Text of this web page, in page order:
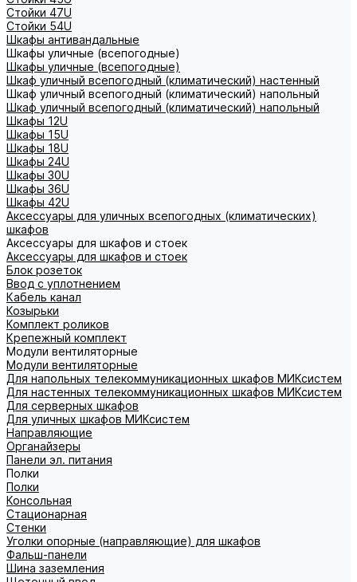
Стойки 47U
Стойки 54U
Шкафы антивандальные
Шкафы уличные (всепогодные)
Шкафы уличные (всепогодные)
Шкаф уличный всепогодный (климатический) настенный
Шкаф уличный всепогодный (климатический) напольный
Шкаф уличный всепогодный (климатический) напольный
Шкафы 12U
Шкафы 15U
Шкафы 18U
Шкафы 24U
Шкафы 30U
Шкафы 36U
Шкафы 42U
Аксессуары для уличных всепогодных (климатических)
шкафов
Аксессуары для шкафов и стоек
Аксессуары для шкафов и стоек
Блок розеток
Ввод с уплотнением
Кабель канал
Козырьки
Комплект роликов
Крепежный комплект
Модули вентиляторные
Модули вентиляторные
Для напольных телекоммуникационных шкафов МИКсистем
Для настенных телекоммуникационных шкафов МИКсистем
Для серверных шкафов
Для уличных шкафов МИКсистем
Направляющие
Органайзеры
Панели эл. питания
Полки
Полки
Консольная
Стационарная
Стенки
Уголки опорные (направляющие) для шкафов
Фальш-панели
Шина заземления